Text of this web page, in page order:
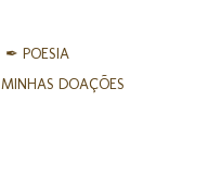
✒ POESIA
DOAÇÕES